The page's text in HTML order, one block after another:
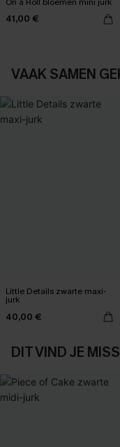
41,00 €
VAAK SAMEN
Little Details zwarte maxi-
jurk
40,00 €
DIT VIND JE